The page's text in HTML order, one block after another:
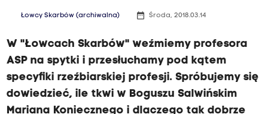
Łowcy Skarbów (archiwalna) date_range Środa, 2018.03.14
W "Łowcach Skarbów" weźmiemy profesora
ASP na spytki i przesłuchamy pod kątem
specyfiki rzeźbiarskiej profesji. Spróbujemy się
dowiedzieć, ile tkwi w Boguszu Salwińskim
Mariana Koniecznego i dlaczego tak dobrze